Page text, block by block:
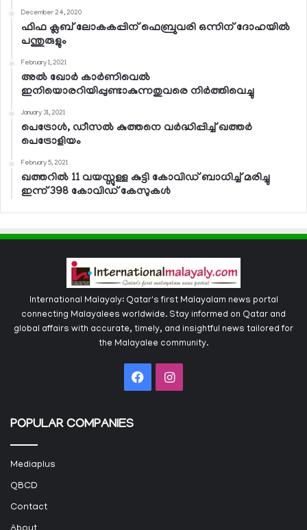
December 24, 2020
ഫിഫ ക്ലബ് ലോകകപ്പിന് ഫെബ്രുവരി ഒന്നിന് ദോഹയില്‍
പന്തുരുളും
February 1, 2021
അല്‍ ഖോര്‍ കാര്‍ണിവെല്‍
ഇനിയൊരറിയിപ്പുണ്ടാകുന്നതുവരെ നിര്‍ത്തിവെച്ചു
January 31, 2021
പെട്രോള്‍, ഡീസല്‍ കുത്തനെ വര്‍ദ്ധിപ്പിച്ച് ഖത്തര്‍
പെട്രോളിയം
February 5, 2021
ഖത്തറില്‍ 11 വയസ്സുള്ള കുട്ടി കോവിഡ് ബാധിച്ച് മരിച്ചു
ഇന്ന് 398 കോവിഡ് കേസുകള്‍
International Malayaly: Qatar's first Malayalam news portal
connecting Malayalees worldwide. Stay informed on Qatar and
global affairs with accurate, timely, and insightful news tailored for
the Malayalee community.
FacebookInstagram
POPULAR COMPANIES
Mediaplus
QBCD
Contact